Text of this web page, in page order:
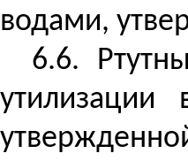
водами,
6.6.
утилизации